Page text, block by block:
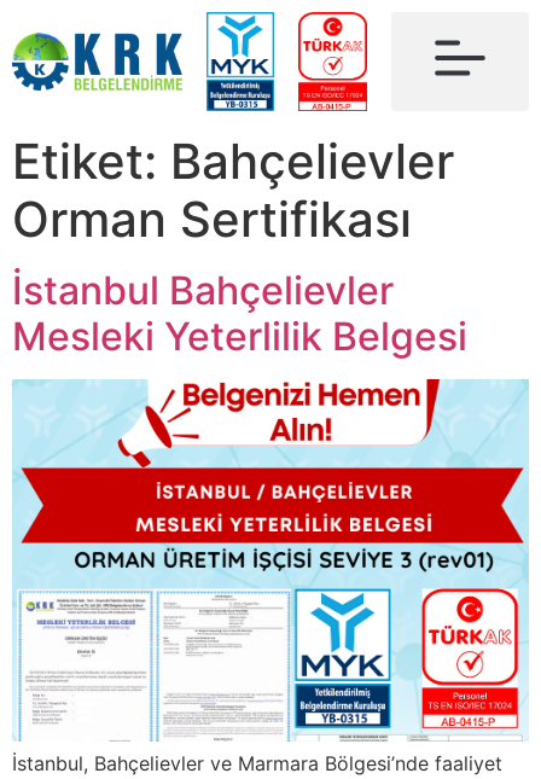
Etiket: Bahçelievler
Orman Sertifikası
İstanbul Bahçelievler
Mesleki Yeterlilik Belgesi
İstanbul, Bahçelievler ve Marmara Bölgesi’nde faaliyet